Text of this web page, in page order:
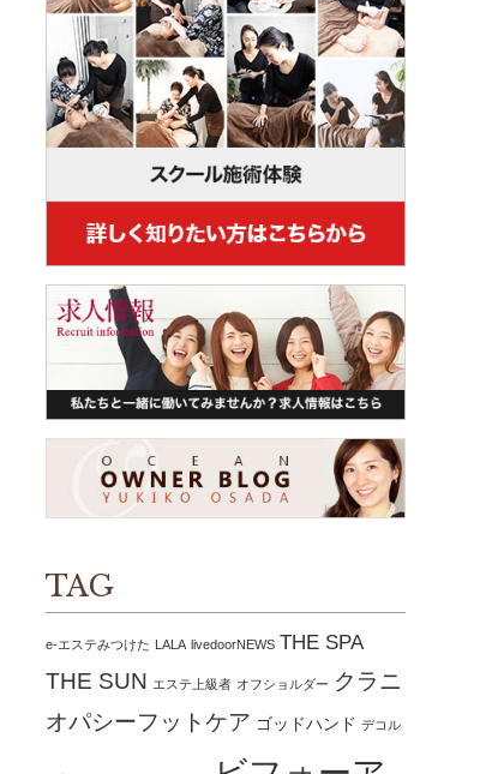
TAG
e-エステみつけた LALA livedoorNEWS THE SPA
THE SUN エステ上級者 オフショルダー クラニ
オパシーフットケア ゴッドハンド デコル